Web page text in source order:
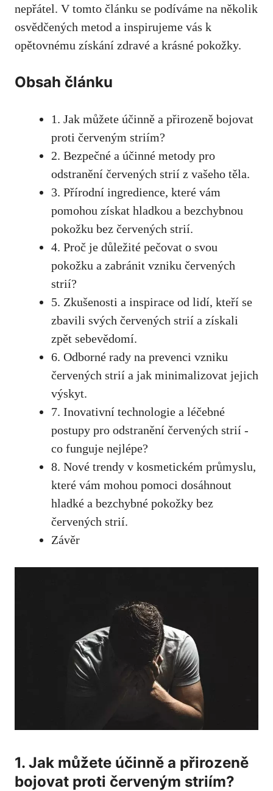
nepřátel. V tomto článku se podíváme na⁢ několik
osvědčených metod a inspirujeme vás ‍k
⁢opětovnému⁣ získání zdravé​ a krásné ⁢pokožky.
Obsah ​článku
1. ‌Jak můžete účinně⁢ a přirozeně bojovat
proti ⁢červeným striím?
2. ⁤Bezpečné a ‌účinné metody pro
odstranění červených strií ​z vašeho těla.
3. ‍Přírodní ingredience, které⁣ vám
pomohou získat hladkou a bezchybnou
pokožku⁣ bez červených ⁤strií.
4. Proč‍ je důležité pečovat o svou
pokožku a zabránit vzniku‌ červených
strií?
5. Zkušenosti⁤ a inspirace od‌ lidí, kteří​ se
zbavili svých červených strií a získali
zpět sebevědomí.
6. Odborné rady na prevenci vzniku
červených strií a⁣ jak minimalizovat jejich
výskyt.
7.‍ Inovativní technologie ⁤a ​léčebné
postupy pro ⁢odstranění červených strií -⁣
co funguje‍ nejlépe?
8. Nové trendy v kosmetickém průmyslu,‌
které vám mohou pomoci dosáhnout
hladké a bezchybné ⁤pokožky bez
‍červených strií.
Závěr
1. Jak ‌můžete účinně ‌a přirozeně
bojovat⁢ proti červeným striím?